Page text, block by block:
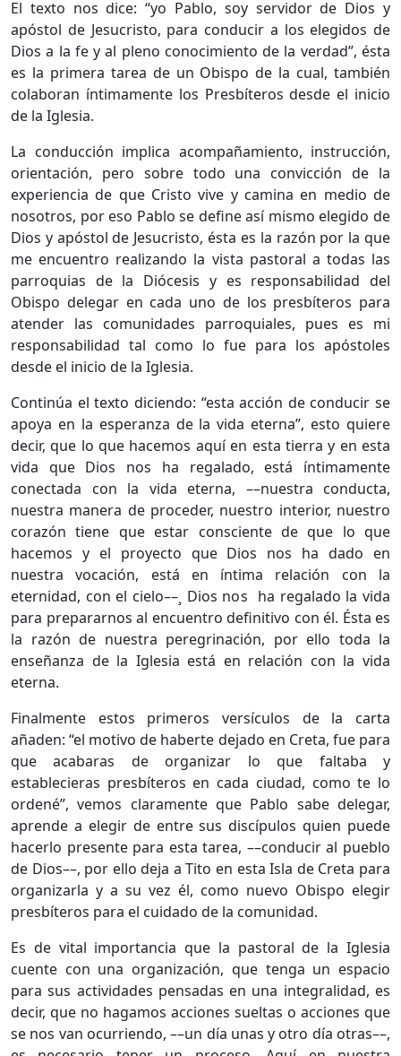
El texto nos dice: “yo Pablo, soy servidor de Dios y
apóstol de Jesucristo, para conducir a los elegidos de
Dios a la fe y al pleno conocimiento de la verdad”, ésta
es la primera tarea de un Obispo de la cual, también
colaboran íntimamente los Presbíteros desde el inicio
de la Iglesia.
La conducción implica acompañamiento, instrucción,
orientación, pero sobre todo una convicción de la
experiencia de que Cristo vive y camina en medio de
nosotros, por eso Pablo se define así mismo elegido de
Dios y apóstol de Jesucristo, ésta es la razón por la que
me encuentro realizando la vista pastoral a todas las
parroquias de la Diócesis y es responsabilidad del
Obispo delegar en cada uno de los presbíteros para
atender las comunidades parroquiales, pues es mi
responsabilidad tal como lo fue para los apóstoles
desde el inicio de la Iglesia.
Continúa el texto diciendo: “esta acción de conducir se
apoya en la esperanza de la vida eterna”, esto quiere
decir, que lo que hacemos aquí en esta tierra y en esta
vida que Dios nos ha regalado, está íntimamente
conectada con la vida eterna, ––nuestra conducta,
nuestra manera de proceder, nuestro interior, nuestro
corazón tiene que estar consciente de que lo que
hacemos y el proyecto que Dios nos ha dado en
nuestra vocación, está en íntima relación con la
eternidad, con el cielo––¸ Dios nos ha regalado la vida
para prepararnos al encuentro definitivo con él. Ésta es
la razón de nuestra peregrinación, por ello toda la
enseñanza de la Iglesia está en relación con la vida
eterna.
Finalmente estos primeros versículos de la carta
añaden: “el motivo de haberte dejado en Creta, fue para
que acabaras de organizar lo que faltaba y
establecieras presbíteros en cada ciudad, como te lo
ordené”, vemos claramente que Pablo sabe delegar,
aprende a elegir de entre sus discípulos quien puede
hacerlo presente para esta tarea, ––conducir al pueblo
de Dios––, por ello deja a Tito en esta Isla de Creta para
organizarla y a su vez él, como nuevo Obispo elegir
presbíteros para el cuidado de la comunidad.
Es de vital importancia que la pastoral de la Iglesia
cuente con una organización, que tenga un espacio
para sus actividades pensadas en una integralidad, es
decir, que no hagamos acciones sueltas o acciones que
se nos van ocurriendo, ––un día unas y otro día otras––,